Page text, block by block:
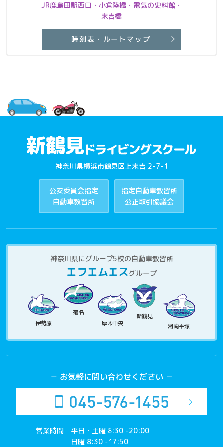
JR鹿島田駅西口・小倉陸橋・電気の史料館・
末吉橋
時刻表・ルートマップ
神奈川県横浜市鶴見区上末吉 2-7-1
公安委員会指定
自動車教習所
指定自動車教習所
公正取引協議会
神奈川県にグループ5校の自動車教習所
エフエムエスグループ
伊勢原
菊名
厚木中央
新鶴見
湘南平塚
－ お気軽に問い合わせください －
営業時間
平日・土曜 8:30 -20:00
日曜 8:30 -17:50